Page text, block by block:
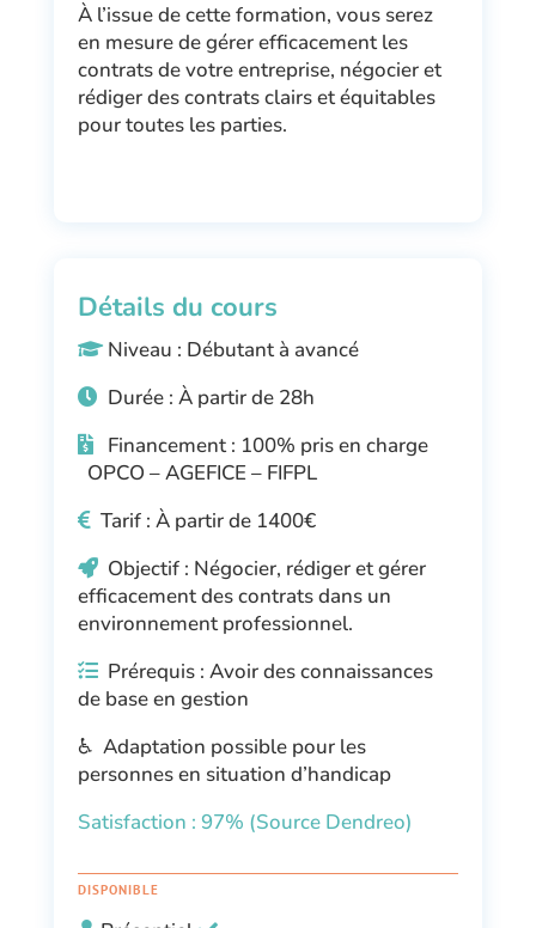
À l’issue de cette formation, vous serez
en mesure de gérer efficacement les
contrats de votre entreprise, négocier et
rédiger des contrats clairs et équitables
pour toutes les parties.
Détails du cours
Niveau : Débutant à avancé
Durée : À partir de28h
Financement : 100% pris en charge
OPCO – AGEFICE – FIFPL
Tarif : À partir de 1400€
Objectif : Négocier, rédiger et gérer
efficacement des contrats dans un
environnement professionnel.
Prérequis : Avoir des connaissances
de base en gestion
♿ Adaptation possible pour les
personnes en situation d’handicap
Satisfaction : 97% (Source Dendreo)
DISPONIBLE